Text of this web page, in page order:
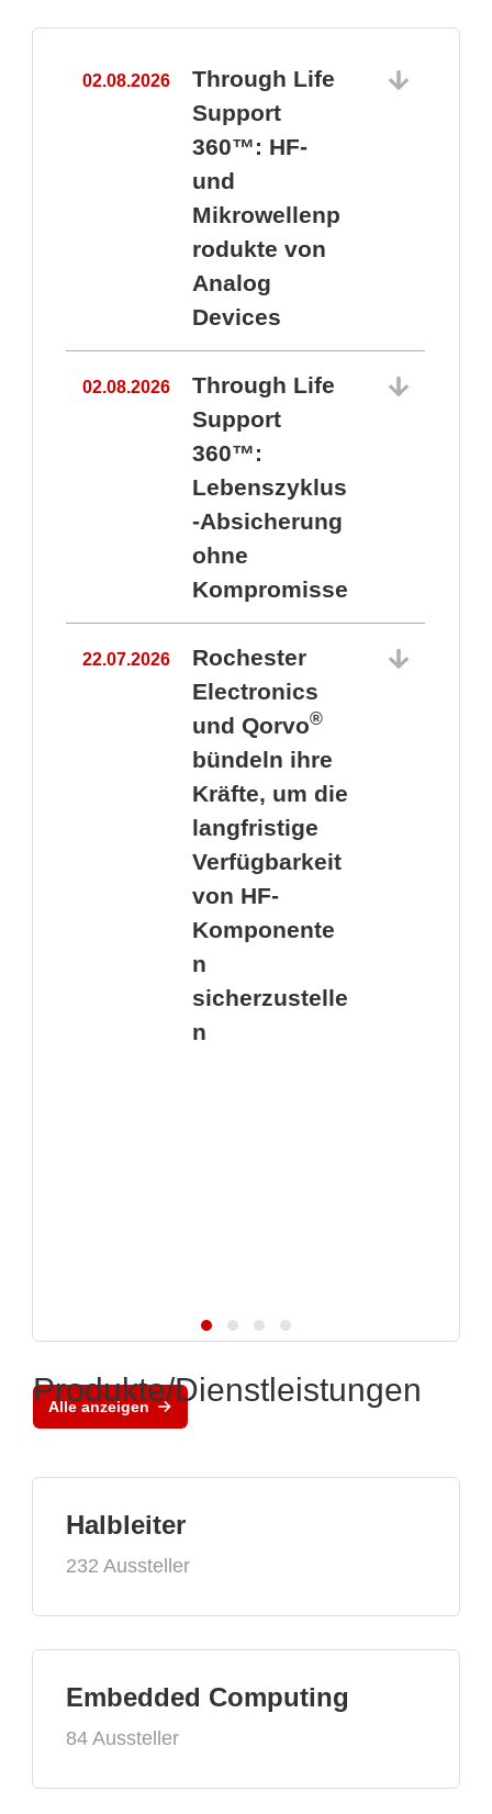
02.08.2026
Through Life
Support
360™: HF-
und
Mikrowellenp
rodukte von
Analog
Devices
02.08.2026
Through Life
Support
360™:
Lebenszyklus
-Absicherung
ohne
Kompromisse
22.07.2026
Rochester
Electronics
und Qorvo®
bündeln ihre
Kräfte, um die
langfristige
Verfügbarkeit
von HF-
Komponente
n
sicherzustelle
n
Alle anzeigen
Produkte/Dienstleistungen
Halbleiter
232 Aussteller
Embedded Computing
84 Aussteller